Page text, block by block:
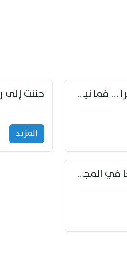
فصبرا في مجال الموت صبرا … فما نيل الخلود بمستطاع
المزید
إنّ أباها وأبا أباها … قد بلغا في المجد غايتاها